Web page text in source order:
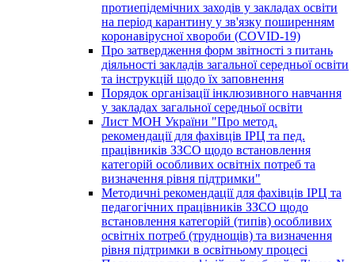
протиепідемічних заходів у закладах освіти
на період карантину у зв'язку поширенням
коронавірусної хвороби (COVID-19)
Про затвердження форм звітності з питань
діяльності закладів загальної середньої освіти
та інструкцій щодо їх заповнення
Порядок організації інклюзивного навчання
у закладах загальної середньої освіти
Лист МОН України "Про метод.
рекомендації для фахівців ІРЦ та пед.
працівників ЗЗСО щодо встановлення
категорій особливих освітніх потреб та
визначення рівня підтримки"
Методичні рекомендації для фахівців ІРЦ та
педагогічних працівників ЗЗСО щодо
встановлення категорій (типів) особливих
освітніх потреб (труднощів) та визначення
рівня підтримки в освітньому процесі